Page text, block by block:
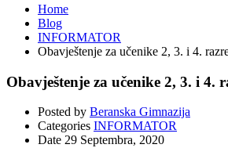
Home
Blog
INFORMATOR
Obavještenje za učenike 2, 3. i 4.
Obavještenje za učenike 2, 3. i 4.
Posted by Beranska Gimnazija
Categories INFORMATOR
Date 29 Septembra, 2020